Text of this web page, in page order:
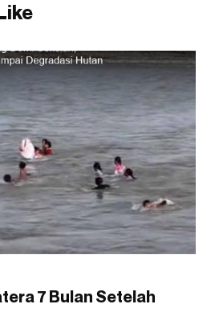
7 Bulan Setelah